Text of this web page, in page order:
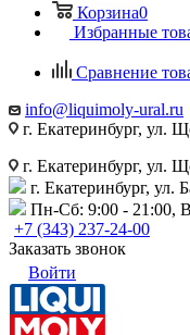
Корзина0
Избранные
Сравнение
info@liquimoly-ural.ru
г. Екатеринбург, ул.
г. Екатеринбург, ул.
г. Екатеринбург, ул.
Пн-Сб: 9:00 - 21:00,
+7 (343) 237-24-00
Заказать звонок
Войти